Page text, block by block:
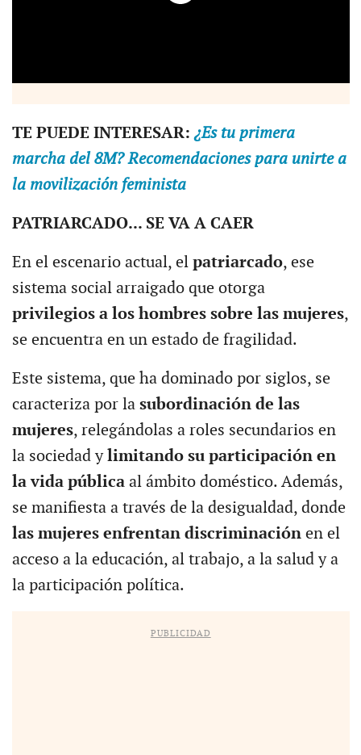
TE PUEDE INTERESAR:¿Es tu primera
marcha del 8M? Recomendaciones para unirte a
la movilización feminista
PATRIARCADO... SE VA A CAER
En el escenario actual, el patriarcado, ese
sistema social arraigado que otorga
privilegios a los hombres sobre las mujeres,
se encuentra en un estado de fragilidad.
Este sistema, que ha dominado por siglos, se
caracteriza por la subordinación de las
mujeres, relegándolas a roles secundarios en
la sociedad ylimitando su participación en
la vida públicaal ámbito doméstico. Además,
se manifiesta a través de la desigualdad, donde
las mujeres enfrentan discriminaciónen el
acceso a la educación, al trabajo, a la salud y a
la participación política.
PUBLICIDAD